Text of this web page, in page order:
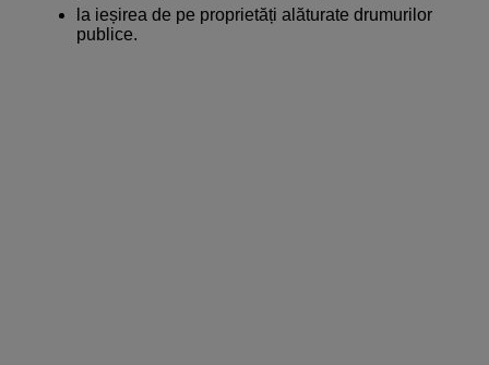
la ieșirea de pe proprietăți alăturate drumurilor
publice.